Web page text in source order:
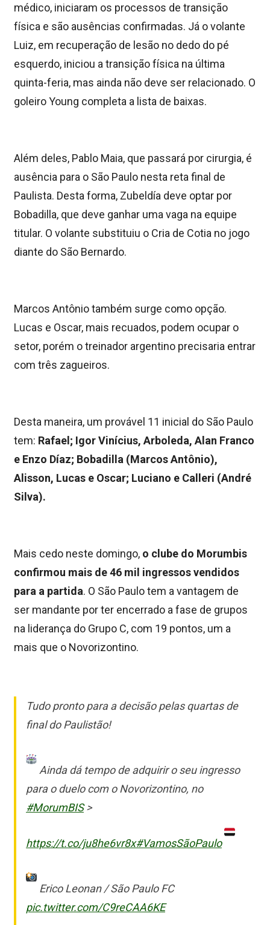
médico, iniciaram os processos de transição
física e são ausências confirmadas. Já o volante
Luiz, em recuperação de lesão no dedo do pé
esquerdo, iniciou a transição física na última
quinta-feria, mas ainda não deve ser relacionado. O
goleiro Young completa a lista de baixas.
Além deles, Pablo Maia, que passará por cirurgia, é
ausência para o São Paulo nesta reta final de
Paulista. Desta forma, Zubeldía deve optar por
Bobadilla, que deve ganhar uma vaga na equipe
titular. O volante substituiu o Cria de Cotia no jogo
diante do São Bernardo.
Marcos Antônio também surge como opção.
Lucas e Oscar, mais recuados, podem ocupar o
setor, porém o treinador argentino precisaria entrar
com três zagueiros.
Desta maneira, um provável 11 inicial do São Paulo
tem: Rafael; Igor Vinícius, Arboleda, Alan Franco
e Enzo Díaz; Bobadilla (Marcos Antônio),
Alisson, Lucas e Oscar; Luciano e Calleri (André
Silva).
Mais cedo neste domingo, o clube do Morumbis
confirmou mais de 46 mil ingressos vendidos
para a partida. O São Paulo tem a vantagem de
ser mandante por ter encerrado a fase de grupos
na liderança do Grupo C, com 19 pontos, um a
mais que o Novorizontino.
Tudo pronto para a decisão pelas quartas de
final do Paulistão!
Ainda dá tempo de adquirir o seu ingresso
para o duelo com o Novorizontino, no
#MorumBIS>
https://t.co/ju8he6vr8x#VamosSãoPaulo
Erico Leonan / São Paulo FC
pic.twitter.com/C9reCAA6KE